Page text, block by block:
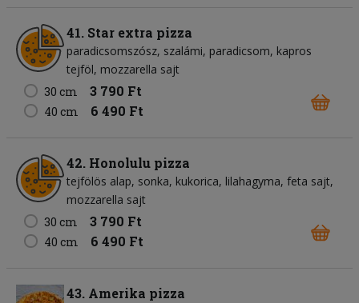
41. Star extra pizza
paradicsomszósz szalámi paradicsom kapros
tejföl mozzarella sajt
30 cm
3 790 Ft
40 cm 6 490 Ft
42. Honolulu pizza
tejfölös alap sonka kukorica lilahagyma feta sajt
mozzarella sajt
30 cm
3 790 Ft
40 cm 6 490 Ft
43. Amerika pizza